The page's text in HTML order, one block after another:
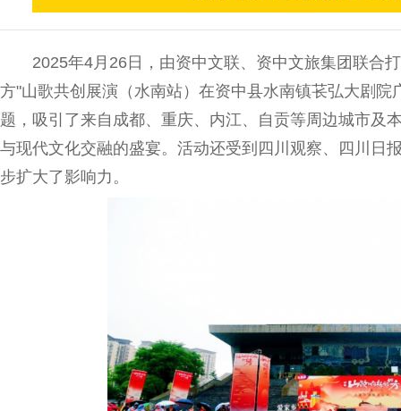
2025年4月26日，由资中文联、资中文旅集团联合
方"山歌共创展演（水南站）在资中县水南镇苌弘大剧
题，吸引了来自成都、重庆、内江、自贡等周边城市及
与现代文化交融的盛宴。活动还受到四川观察、四川日
步扩大了影响力。